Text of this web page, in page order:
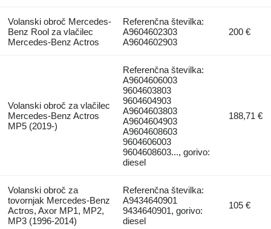
Volanski obroč Mercedes-
Benz Rool za vlačilec
Mercedes-Benz Actros
Referenčna številka:
A9604602303
A9604602903
200 €
Volanski obroč za vlačilec
Mercedes-Benz Actros
MP5 (2019-)
Referenčna številka:
A9604606003
9604603803
9604604903
A9604603803
A9604604903
A9604608603
9604606003
9604608603..., gorivo:
diesel
188,71 €
Volanski obroč za
tovornjak Mercedes-Benz
Actros, Axor MP1, MP2,
MP3 (1996-2014)
Referenčna številka:
A9434640901
9434640901, gorivo:
diesel
105 €